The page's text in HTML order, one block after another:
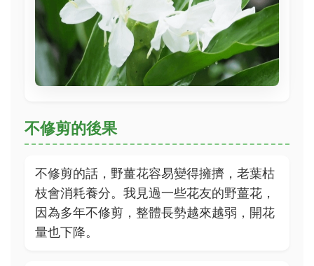
不修剪的後果
不修剪的話，野薑花容易變得擁擠，老葉枯
枝會消耗養分。我見過一些花友的野薑花，
因為多年不修剪，整體長勢越來越弱，開花
量也下降。